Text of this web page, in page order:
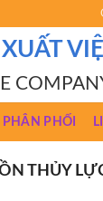
PHỐI
THỦY